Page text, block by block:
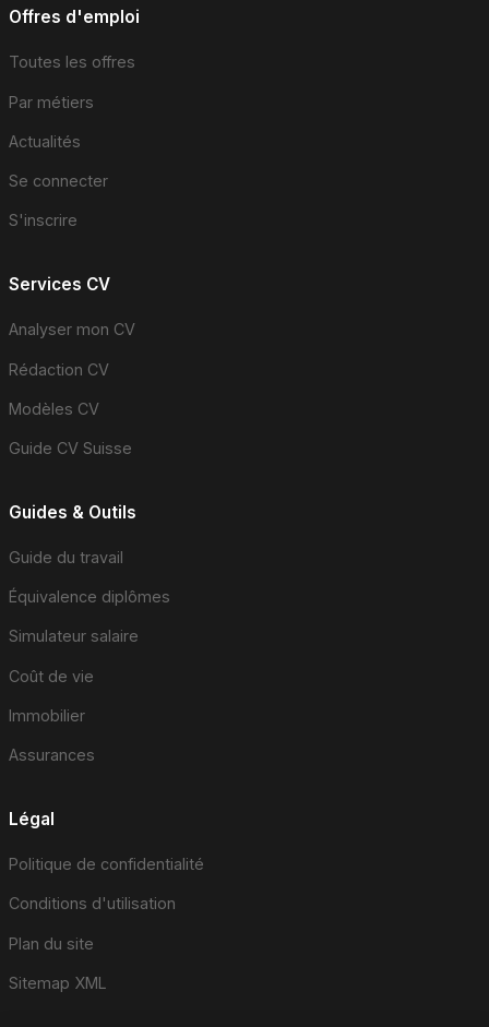
Offres d'emploi
Toutes les offres
Par métiers
Actualités
Se connecter
S'inscrire
Services CV
Analyser mon CV
Rédaction CV
Modèles CV
Guide CV Suisse
Guides & Outils
Guide du travail
Équivalence diplômes
Simulateur salaire
Coût de vie
Immobilier
Assurances
Légal
Politique de confidentialité
Conditions d'utilisation
Plan du site
Sitemap XML